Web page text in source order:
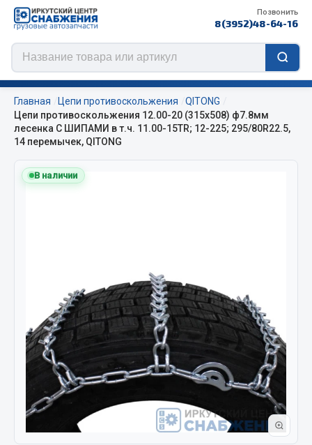
Позвонить
8(3952)48-64-16
Цепи противоскольжения
ЦЕПИ РОССИЯ
Отопители салона, подогреватели
Автономные воздушные отопители
Жидкостные подогреватели
Отопители салона
Подогреватели тосола
Главная Цепи противоскольжения
QITONG
Цепи противоскольжения 12.00-20 (315х508) ф7.8мм
лесенка С ШИПАМИ в т.ч. 11.00-15TR; 12-225; 295/80R22.5,
14 перемычек, QITONG
В наличии